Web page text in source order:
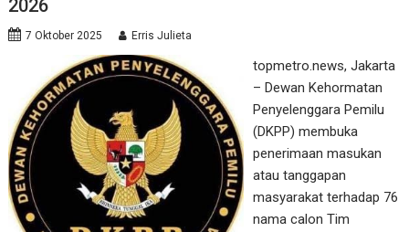
2026
7 Oktober 2025 Erris Julieta
topmetro.news, Jakarta
– Dewan Kehormatan
Penyelenggara Pemilu
(DKPP) membuka
penerimaan masukan
atau tanggapan
masyarakat terhadap 76
nama calon Tim